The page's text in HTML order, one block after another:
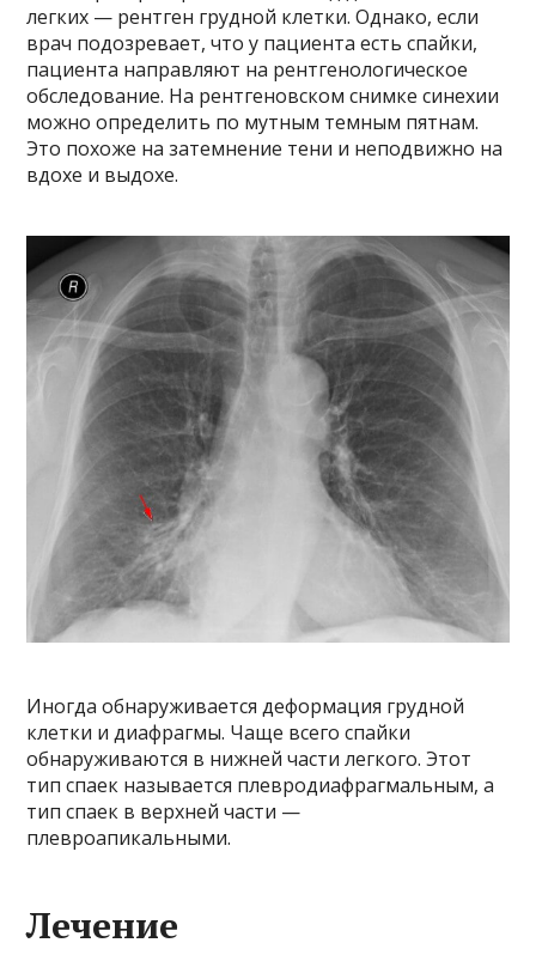
легких — рентген грудной клетки. Однако, если
врач подозревает, что у пациента есть спайки,
пациента направляют на рентгенологическое
обследование. На рентгеновском снимке синехии
можно определить по мутным темным пятнам.
Это похоже на затемнение тени и неподвижно на
вдохе и выдохе.
Иногда обнаруживается деформация грудной
клетки и диафрагмы. Чаще всего спайки
обнаруживаются в нижней части легкого. Этот
тип спаек называется плевродиафрагмальным, а
тип спаек в верхней части —
плевроапикальными.
Лечение